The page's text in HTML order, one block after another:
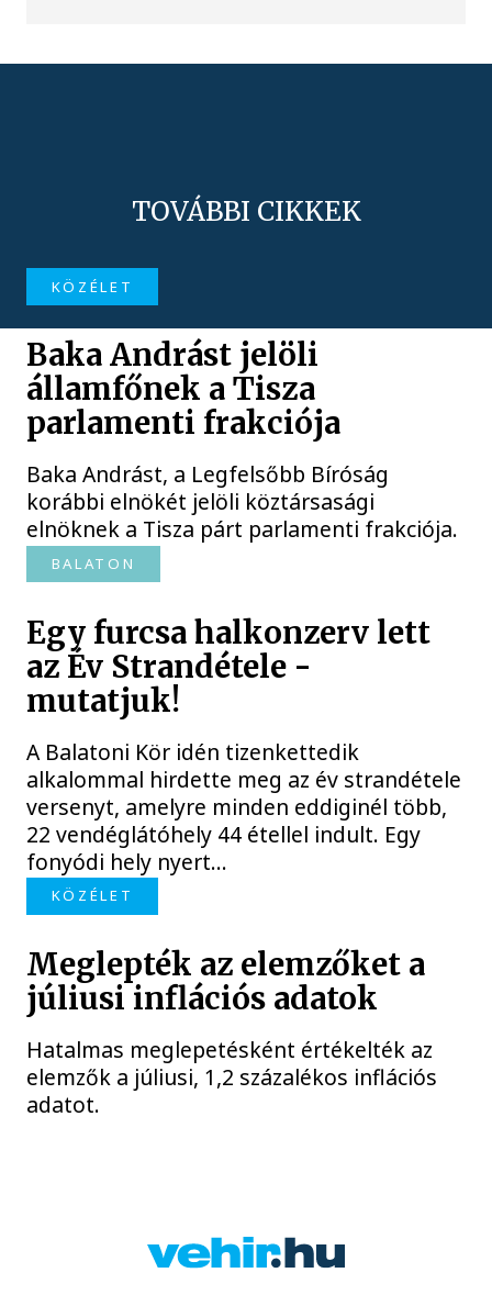
TOVÁBBI CIKKEK
KÖZÉLET
Baka Andrást jelöli
államfőnek a Tisza
parlamenti frakciója
Baka Andrást, a Legfelsőbb Bíróság
korábbi elnökét jelöli köztársasági
elnöknek a Tisza párt parlamenti frakciója.
BALATON
Egy furcsa halkonzerv lett
az Év Strandétele -
mutatjuk!
A Balatoni Kör idén tizenkettedik
alkalommal hirdette meg az év strandétele
versenyt, amelyre minden eddiginél több,
22 vendéglátóhely 44 étellel indult. Egy
fonyódi hely nyert...
KÖZÉLET
Meglepték az elemzőket a
júliusi inflációs adatok
Hatalmas meglepetésként értékelték az
elemzők a júliusi, 1,2 százalékos inflációs
adatot.